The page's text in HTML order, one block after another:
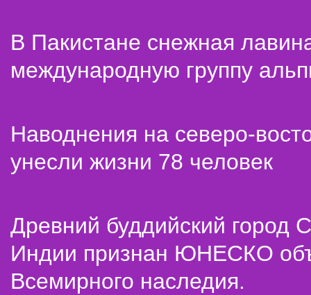
В Пакистане снежная
международную группу
Наводнения на северо-
унесли жизни 78 человек
Древний буддийский город
Индии признан ЮНЕСКО
Всемирного наследия.